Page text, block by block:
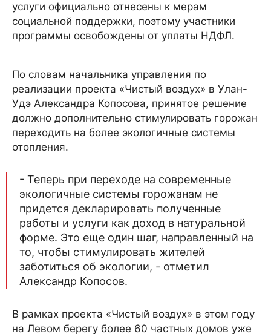
услуги официально отнесены к мерам
социальной поддержки, поэтому участники
программы освобождены от уплаты НДФЛ.
По словам начальника управления по
реализации проекта «Чистый воздух» в Улан-
Удэ Александра Копосова, принятое решение
должно дополнительно стимулировать горожан
переходить на более экологичные системы
отопления.
- Теперь при переходе на современные
экологичные системы горожанам не
придется декларировать полученные
работы и услуги как доход в натуральной
форме. Это еще один шаг, направленный на
то, чтобы стимулировать жителей
заботиться об экологии, - отметил
Александр Копосов.
В рамках проекта «Чистый воздух» в этом году
на Левом берегу более 60 частных домов уже